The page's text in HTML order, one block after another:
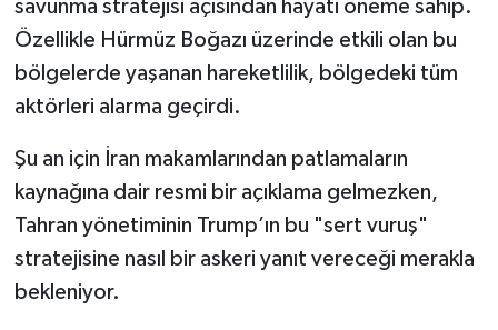
savunma stratejisi açısından hayati öneme sahip.
Özellikle Hürmüz Boğazı üzerinde etkili olan bu
bölgelerde yaşanan hareketlilik, bölgedeki tüm
aktörleri alarma geçirdi.
Şu an için İran makamlarından patlamaların
kaynağına dair resmi bir açıklama gelmezken,
Tahran yönetiminin Trump’ın bu "sert vuruş"
stratejisine nasıl bir askeri yanıt vereceği merakla
bekleniyor.